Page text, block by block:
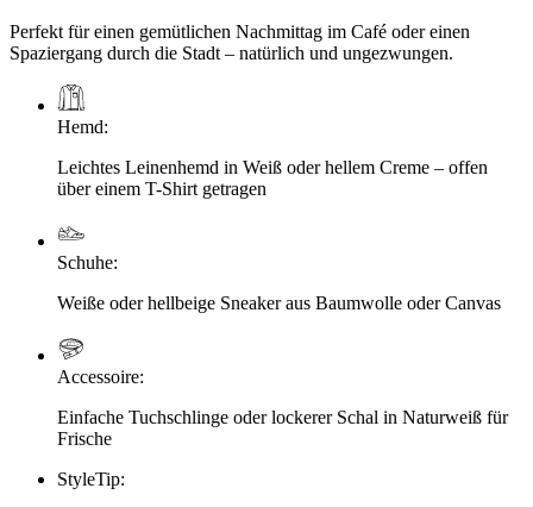
Perfekt für einen gemütlichen Nachmittag im Café oder einen
Spaziergang durch die Stadt – natürlich und ungezwungen.
Hemd:
Leichtes Leinenhemd in Weiß oder hellem Creme – offen
über einem T-Shirt getragen
Schuhe:
Weiße oder hellbeige Sneaker aus Baumwolle oder Canvas
Accessoire:
Einfache Tuchschlinge oder lockerer Schal in Naturweiß für
Frische
StyleTip: